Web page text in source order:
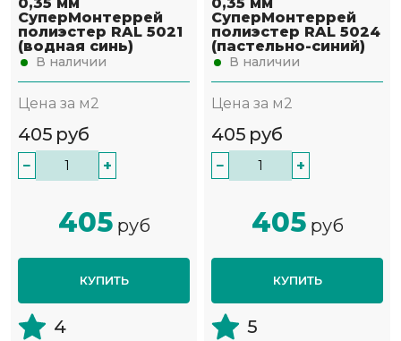
СуперМонтеррей
полиэстер RAL 5021
(водная синь)
В наличии
Цена за м2
405 руб
− +
405руб
КУПИТЬ
4
СуперМонтеррей
полиэстер RAL 5024
(пастельно-синий)
В наличии
Цена за м2
405 руб
− +
405руб
КУПИТЬ
5